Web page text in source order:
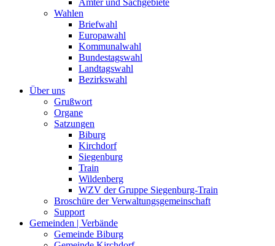
Ämter und Sachgebiete
Wahlen
Briefwahl
Europawahl
Kommunalwahl
Bundestagswahl
Landtagswahl
Bezirkswahl
Über uns
Grußwort
Organe
Satzungen
Biburg
Kirchdorf
Siegenburg
Train
Wildenberg
WZV der Gruppe Siegenburg-Train
Broschüre der Verwaltungsgemeinschaft
Support
Gemeinden | Verbände
Gemeinde Biburg